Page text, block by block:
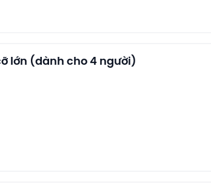
lớn (dành cho 4 người)